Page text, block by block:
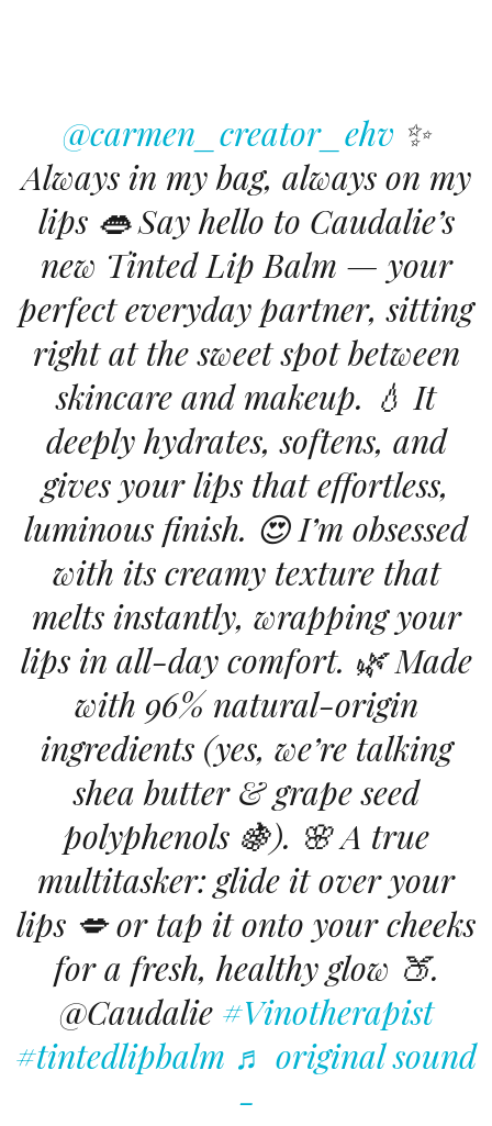
@carmen_creator_ehv ✨
Always in my bag, always on my
lips 👄 Say hello to Caudalie’s
new Tinted Lip Balm — your
perfect everyday partner, sitting
right at the sweet spot between
skincare and makeup. 💧 It
deeply hydrates, softens, and
gives your lips that effortless,
luminous finish. 😍 I’m obsessed
with its creamy texture that
melts instantly, wrapping your
lips in all-day comfort. 🌿 Made
with 96% natural-origin
ingredients (yes, we’re talking
shea butter & grape seed
polyphenols 🍇). 🌸 A true
multitasker: glide it over your
lips 💋 or tap it onto your cheeks
for a fresh, healthy glow 🍑.
@Caudalie #Vinotherapist
#tintedlipbalm ♬ original sound
-